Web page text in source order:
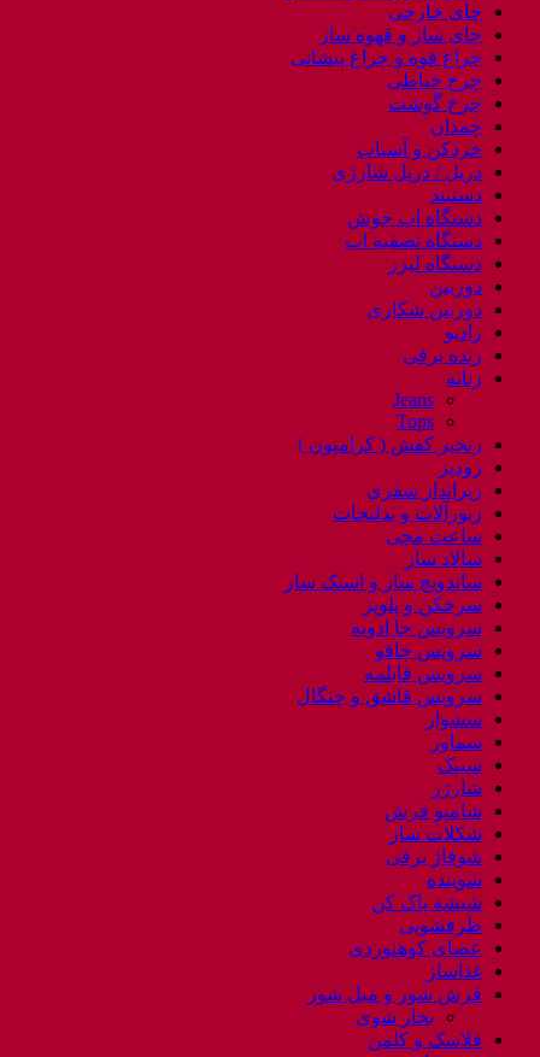
چای خارجی
چای ساز و قهوه ساز
چراغ قوه و چراغ پیشانی
چرخ خیاطی
چرخ گوشت
چمدان
خردکن و آسیاب
دریل / دریل شارژی
دستبند
دستگاه اب جوش
دستگاه تصفیه اب
دستگاه لیزر
دوربین
دوربین شکاری
رادیو
رنده برقی
زنانه
Jeans
Tops
زنجیر کفش ( کرامپون )
زودپز
زیرانداز سفری
زیورآلات و بدلیجات
ساعت مچی
سالاد ساز
ساندویچ ساز و اسنک ساز
سرخکن و پلوپز
سرویس جا ادویه
سرویس چاقو
سرویس قابلمه
سرویس قاشق و چنگال
سشوار
سماور
سینک
شارژر
شامپو فرش
شکلات ساز
شوفاژ برقی
شوینده
شیشه پاک کن
ظرفشویی
عصای کوهنوردی
غذاساز
فرش شور و مبل شور
بخار شوی
فلاسک و کلمن